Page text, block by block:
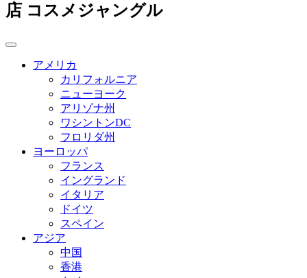
店 コスメジャングル
アメリカ
カリフォルニア
ニューヨーク
アリゾナ州
ワシントンDC
フロリダ州
ヨーロッパ
フランス
イングランド
イタリア
ドイツ
スペイン
アジア
中国
香港